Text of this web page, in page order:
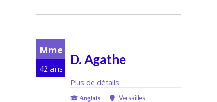
Mme
42 ans
D. Agathe
Plus de détails
Anglais Versailles